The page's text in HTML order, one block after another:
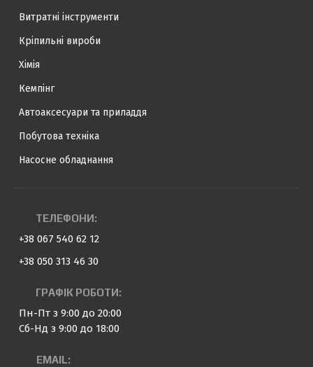
Витратні інструменти
Кріпильні вироби
Хімія
Кемпінг
Автоаксесуари та приладдя
Побутова техніка
Насосне обладнання
ТЕЛЕФОНИ:
+38 067 540 62 12
+38 050 313 46 30
ГРАФІК РОБОТИ:
Пн-Пт з 9:00 до 20:00
Сб-Нд з 9:00 до 18:00
EMAIL: